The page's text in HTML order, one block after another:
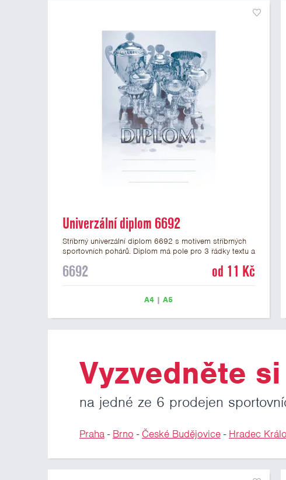
Univerzální diplom 6692
Stříbrný univerzální diplom 6692 s motivem stříbrných
sportovních pohárů. Diplom má pole pro 3 řádky textu a
ve formátu A4 a A5. Tento univerzální diplom je vhodný
s univerzálním motivem pohárů má gramáž 250 g/m2.
6692 od 11 Kč
A4 |A5
Vyzvedněte
na jedné ze 6 prodejen
Praha- Brno - České Budějovice- Hradec